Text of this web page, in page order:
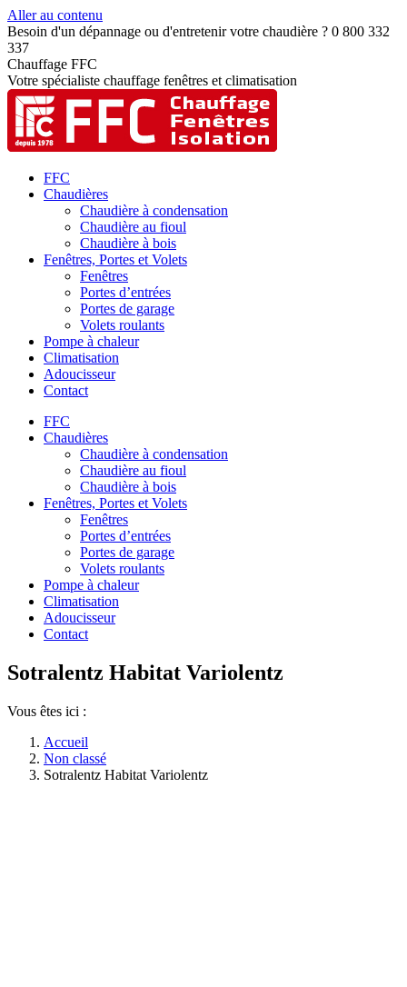
Aller au contenu
Besoin d'un dépannage ou d'entretenir votre chaudière ? 0 800 332
337
Chauffage FFC
Votre spécialiste chauffage fenêtres et climatisation
FFC
Chaudières
Chaudière à condensation
Chaudière au fioul
Chaudière à bois
Fenêtres, Portes et Volets
Fenêtres
Portes d’entrées
Portes de garage
Volets roulants
Pompe à chaleur
Climatisation
Adoucisseur
Contact
FFC
Chaudières
Chaudière à condensation
Chaudière au fioul
Chaudière à bois
Fenêtres, Portes et Volets
Fenêtres
Portes d’entrées
Portes de garage
Volets roulants
Pompe à chaleur
Climatisation
Adoucisseur
Contact
Sotralentz Habitat Variolentz
Vous êtes ici :
Accueil
Non classé
Sotralentz Habitat Variolentz